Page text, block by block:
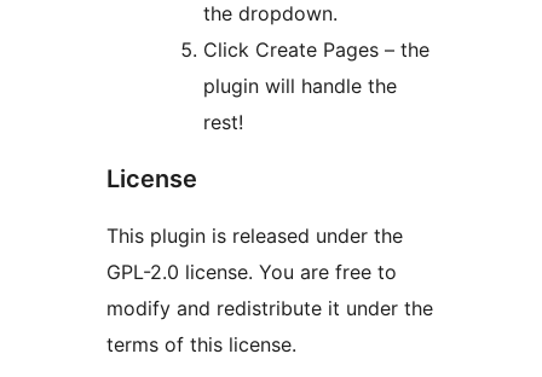
the dropdown.
Click Create Pages – the
plugin will handle the
rest!
License
This plugin is released under the
GPL-2.0 license. You are free to
modify and redistribute it under the
terms of this license.